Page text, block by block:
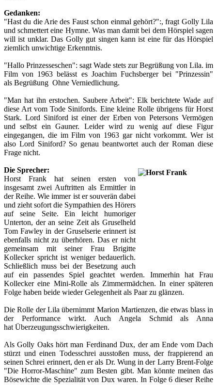
Gedanken:
"Hast du die Arie des Faust schon einmal gehört?":, fragt Golly Lila
und schmettert eine Hymne. Was man damit bei dem Hörspiel sagen
will ist unklar. Das Golly gut singen kann ist eine für das Hörspiel
ziemlich unwichtige Erkenntnis.
"Hallo Prinzesseschen": sagt Wade stets zur Begrüßung von Lila. im
Film von 1963 belässt es Joachim Fuchsberger bei "Prinzessin"
als Begrüßung Ohne Verniedlichung.
"Man hat ihn erstochen. Saubere Arbeit": Elk berichtete Wade auf
diese Art vom Tode Sinifords. Eine kleine Rolle übrigens für Horst
Stark. Lord Siniford ist einer der Erben von Petersons Vermögen
und selbst ein Gauner. Leider wird zu wenig auf diese Figur
eingegangen, die im Film von 1963 gar nicht vorkommt. Wer ist
also Lord Siniford? So genau beantwortet auch der Roman diese
Frage nicht.
Die Sprecher:
Horst Frank hat seinen ersten von
insgesamt zwei Auftritten als Ermittler in
der Reihe. Wie immer ist er souverän dabei
und zieht sofort die Sympathien des Hörers
auf seine Seite. Ein leicht humoriger
Unterton, der an seine Zeit als Gruselheld
Tom Fawley in der Gruselserie erinnert ist
ebenfalls nicht zu überhören. Das er nicht
gemeinsam mit seiner Frau Brigitte
Kollecker spricht ist weniger bedauerlich.
Schließlich muss bei der Besetzung auch
auf ein passendes Spiel geachtet werden. Immerhin hat Frau
Kollecker eine Mini-Rolle als Zimmermädchen. In einer späteren
Folge haben beide wieder Gelegenheit als Paar zu glänzen.
Die Rolle der Lila übernimmt Marion Martienzen, die etwas blass in
der Performance wirkt. Auch Angela Schmid als Anna
hat Überzeugungsschwierigkeiten.
Als Golly Oaks hört man Ferdinand Dux, der am Ende vom Dach
stürzt und einen Todesschrei ausstoßen muss, der frappierend an
seinen Schrei erinnert, den er als Dr. Wung in der Larry Brent-Folge
"Die Horror-Maschine" zum Besten gibt. Man könnte meinen das
Bösewichte die Spezialität von Dux waren. In Folge 6 dieser Reihe